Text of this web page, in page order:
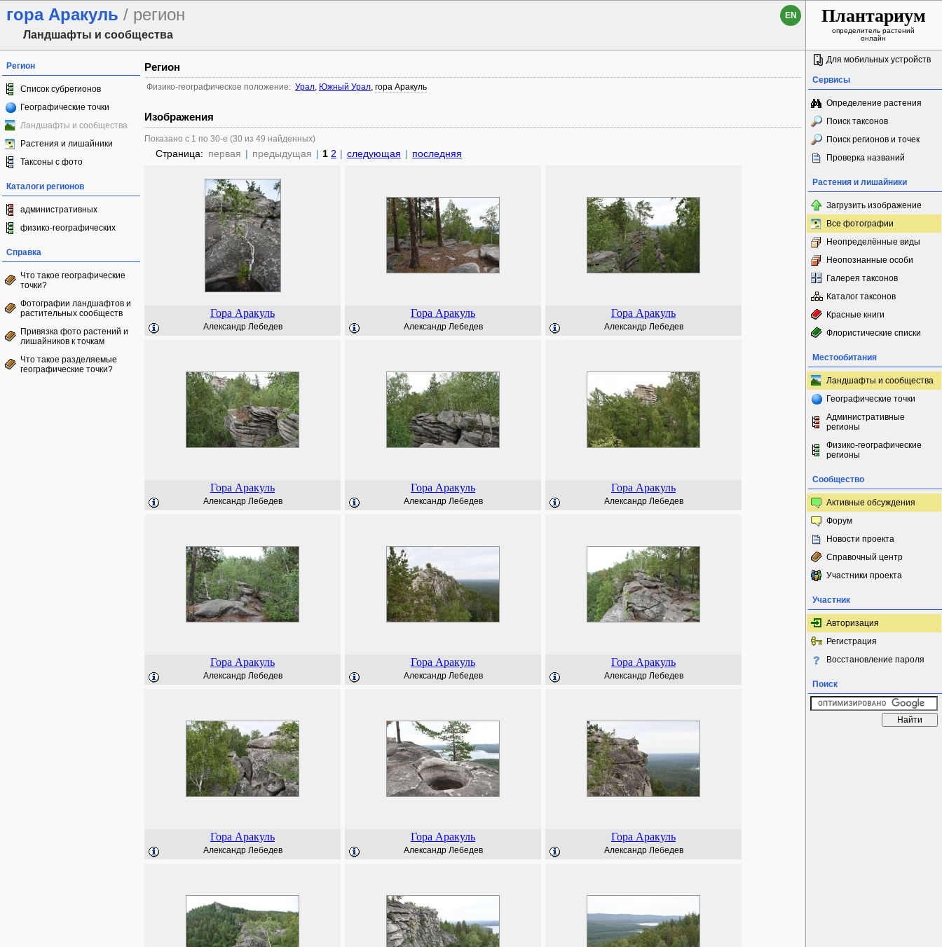
гора Аракуль / регион
Ландшафты и сообщества
EN Плантариум
определитель растений
онлайн
Регион
Список субрегионов
Географические точки
Ландшафты и сообщества
Растения и лишайники
Таксоны с фото
Каталоги регионов
административных
физико-географических
Справка
Что такое географические
точки?
Фотографии ландшафтов и
растительных сообществ
Привязка фото растений и
лишайников к точкам
Что такое разделяемые
географические точки?
Регион
Физико-географическое положение: Урал, Южный Урал, гора Аракуль
Изображения
Показано с 1 по 30-е (30 из 49 найденных)
Страница: первая | предыдущая | 1 2 | следующая | последняя
Гора Аракуль
Александр Лебедев
Гора Аракуль
Александр Лебедев
Гора Аракуль
Александр Лебедев
Гора Аракуль
Александр Лебедев
Гора Аракуль
Александр Лебедев
Гора Аракуль
Александр Лебедев
Гора Аракуль
Александр Лебедев
Гора Аракуль
Александр Лебедев
Гора Аракуль
Александр Лебедев
Гора Аракуль
Александр Лебедев
Гора Аракуль
Александр Лебедев
Гора Аракуль
Александр Лебедев
Для мобильных устройств
Сервисы
Определение растения
Поиск таксонов
Поиск регионов и точек
Проверка названий
Растения и лишайники
Загрузить изображение
Все фотографии
Неопределённые виды
Неопознанные особи
Галерея таксонов
Каталог таксонов
Красные книги
Флористические списки
Местообитания
Ландшафты и сообщества
Географические точки
Административные
регионы
Физико-географические
регионы
Сообщество
Активные обсуждения
Форум
Новости проекта
Справочный центр
Участники проекта
Участник
Авторизация
Регистрация
Восстановление пароля
Поиск